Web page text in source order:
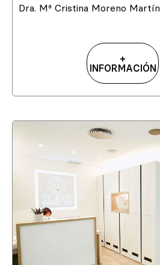
Dra. Mª Cristina Moreno Martín
+
INFORMACIÓN